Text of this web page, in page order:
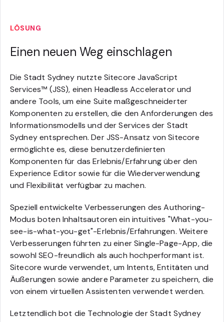
LÖSUNG
Einen neuen Weg einschlagen
Die Stadt Sydney nutzte Sitecore JavaScript
Services™ (JSS), einen Headless Accelerator und
andere Tools, um eine Suite maßgeschneiderter
Komponenten zu erstellen, die den Anforderungen des
Informationsmodells und der Services der Stadt
Sydney entsprechen. Der JSS-Ansatz von Sitecore
ermöglichte es, diese benutzerdefinierten
Komponenten für das Erlebnis/Erfahrung über den
Experience Editor sowie für die Wiederverwendung
und Flexibilität verfügbar zu machen.
Speziell entwickelte Verbesserungen des Authoring-
Modus boten Inhaltsautoren ein intuitives "What-you-
see-is-what-you-get"-Erlebnis/Erfahrungen. Weitere
Verbesserungen führten zu einer Single-Page-App, die
sowohl SEO-freundlich als auch hochperformant ist.
Sitecore wurde verwendet, um Intents, Entitäten und
Äußerungen sowie andere Parameter zu speichern, die
von einem virtuellen Assistenten verwendet werden.
Letztendlich bot die Technologie der Stadt Sydney